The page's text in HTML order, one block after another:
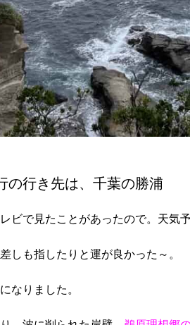
の行き先は、千葉の勝浦
ビで見たことがあったので。天気
しも指したりと運が良かった～。
なりました。